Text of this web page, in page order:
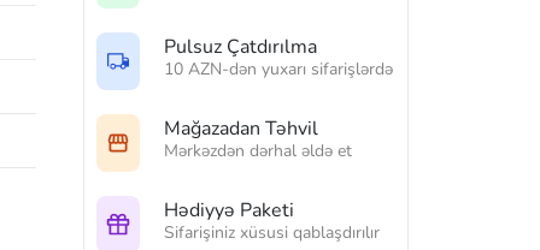
Pulsuz Çatdırılma
10 AZN-dən yuxarı sifarişlərdə
Mağazadan Təhvil
Mərkəzdən dərhal əldə et
Hədiyyə Paketi
Sifarişiniz xüsusi qablaşdırılır